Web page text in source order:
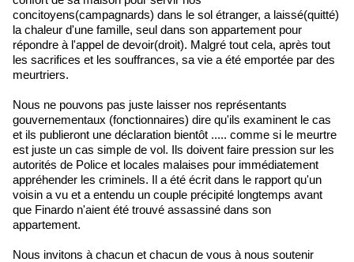
concitoyens(campagnards) dans le sol étranger, a laissé(quitté)
la chaleur d'une famille, seul dans son appartement pour
répondre à l'appel de devoir(droit). Malgré tout cela, après tout
les sacrifices et les souffrances, sa vie a été emportée par des
meurtriers.
Nous ne pouvons pas juste laisser nos représentants
gouvernementaux (fonctionnaires) dire qu'ils examinent le cas
et ils publieront une déclaration bientôt ..... comme si le meurtre
est juste un cas simple de vol. Ils doivent faire pression sur les
autorités de Police et locales malaises pour immédiatement
appréhender les criminels. Il a été écrit dans le rapport qu'un
voisin a vu et a entendu un couple précipité longtemps avant
que Finardo n'aient été trouvé assassiné dans son
appartement.
Nous invitons à chacun et chacun de vous à nous soutenir